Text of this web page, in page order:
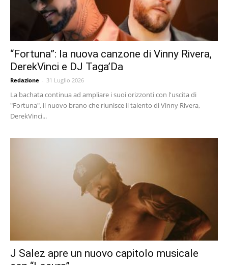
“Fortuna”: la nuova canzone di Vinny Rivera,
DerekVinci e DJ Taga’Da
Redazione - 31 Luglio 2026
La bachata continua ad ampliare i suoi orizzonti con l'uscita di
"Fortuna", il nuovo brano che riunisce il talento di Vinny Rivera,
DerekVinci...
J Salez apre un nuovo capitolo musicale